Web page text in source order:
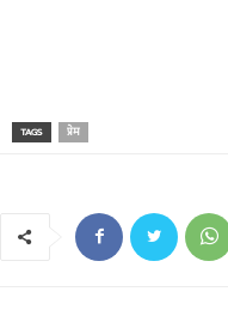
TAGS प्रेम